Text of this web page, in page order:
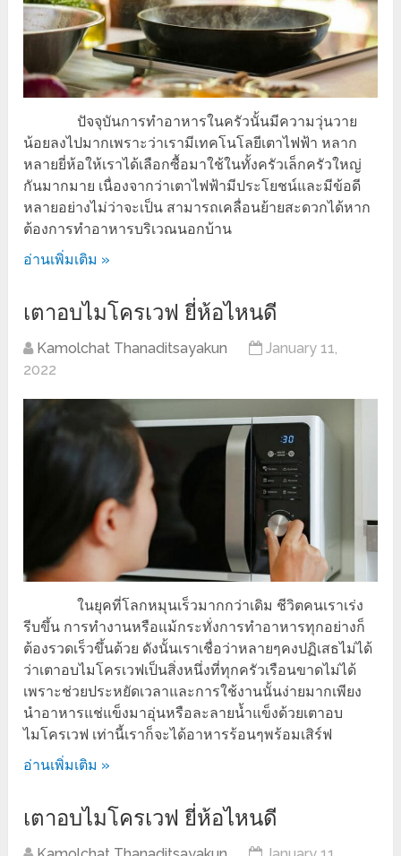
ปัจจุบันการทำอาหารในครัวนั้นมีความวุ่นวาย
น้อยลงไปมากเพราะว่าเรามีเทคโนโลยีเตาไฟฟ้า หลาก
หลายยี่ห้อให้เราได้เลือกซื้อมาใช้ในทั้งครัวเล็กครัวใหญ่
กันมากมาย เนื่องจากว่าเตาไฟฟ้ามีประโยชน์และมีข้อดี
หลายอย่างไม่ว่าจะเป็น สามารถเคลื่อนย้ายสะดวกได้หาก
ต้องการทำอาหารบริเวณนอกบ้าน
อ่านเพิ่มเติม »
เตาอบไมโครเวฟ ยี่ห้อไหนดี
Kamolchat Thanaditsayakun
January 11,
2022
ในยุคที่โลกหมุนเร็วมากกว่าเดิม ชีวิตคนเราเร่ง
รีบขึ้น การทำงานหรือแม้กระทั่งการทำอาหารทุกอย่างก็
ต้องรวดเร็วขึ้นด้วย ดังนั้นเราเชื่อว่าหลายๆคงปฏิเสธไม่ได้
ว่าเตาอบไมโครเวฟเป็นสิ่งหนึ่งที่ทุกครัวเรือนขาดไม่ได้
เพราะช่วยประหยัดเวลาและการใช้งานนั้นง่ายมากเพียง
นำอาหารแช่แข็งมาอุ่นหรือละลายน้ำแข็งด้วยเตาอบ
ไมโครเวฟ เท่านี้เราก็จะได้อาหารร้อนๆพร้อมเสิร์ฟ
อ่านเพิ่มเติม »
เตาอบไมโครเวฟ ยี่ห้อไหนดี